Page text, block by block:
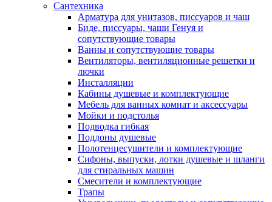
Сантехника
Арматура для унитазов, писсуаров и чаш
Биде, писсуары, чаши Генуя и
сопутствующие товары
Ванны и сопутствующие товары
Вентиляторы, вентиляционные решетки и
лючки
Инсталляции
Кабины душевые и комплектующие
Мебель для ванных комнат и аксессуары
Мойки и подстолья
Подводка гибкая
Поддоны душевые
Полотенцесушители и комплектующие
Сифоны, выпуски, лотки душевые и шланги
для стиральных машин
Смесители и комплектующие
Трапы